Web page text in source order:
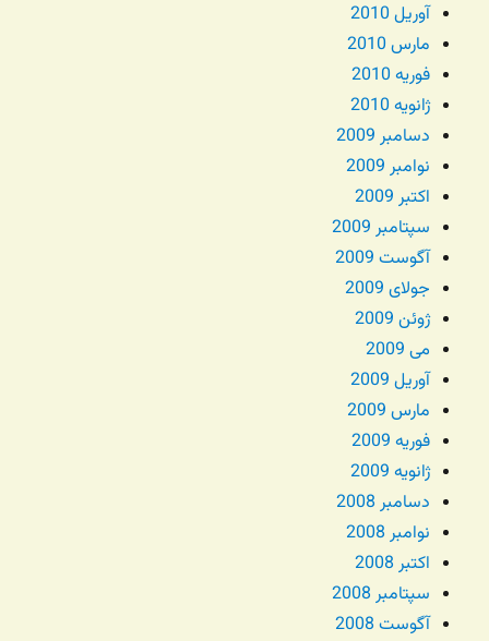
آوریل 2010
مارس 2010
فوریه 2010
ژانویه 2010
دسامبر 2009
نوامبر 2009
اکتبر 2009
سپتامبر 2009
آگوست 2009
جولای 2009
ژوئن 2009
می 2009
آوریل 2009
مارس 2009
فوریه 2009
ژانویه 2009
دسامبر 2008
نوامبر 2008
اکتبر 2008
سپتامبر 2008
آگوست 2008